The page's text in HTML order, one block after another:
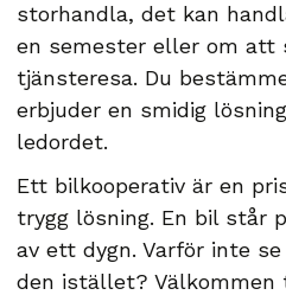
storhandla, det kan
en semester eller om att
tjänsteresa. Du
erbjuder en smidig
ledordet.
Ett bilkooperativ är en
trygg lösning. En bil står
av ett dygn. Varför inte
den istället? Välkommen